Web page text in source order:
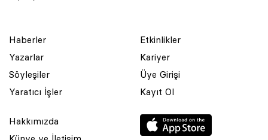
Haberler
Yazarlar
Söyleşiler
Yaratıcı İşler
Etkinlikler
Kariyer
Üye Girişi
Kayıt Ol
Hakkımızda